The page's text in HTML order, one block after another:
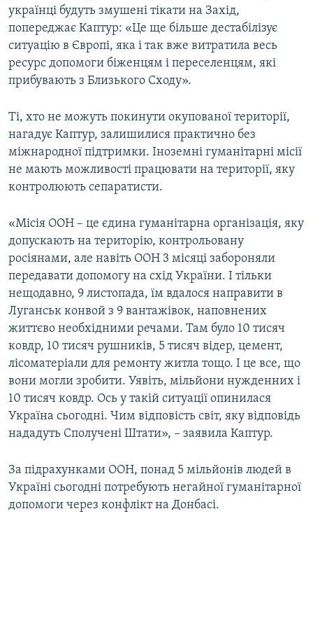
українці будуть змушені тікати на Захід,
попереджає Каптур: «Це ще більше дестабілізує
ситуацію в Європі, яка і так вже витратила весь
ресурс допомоги біженцям і переселенцям, які
прибувають з Близького Сходу».
Ті, хто не можуть покинути окупованої території,
нагадує Каптур, залишилися практично без
міжнародної підтримки. Іноземні гуманітарні місії
не мають можливості працювати на території, яку
контролюють сепаратисти.
«Місія ООН – це єдина гуманітарна організація, яку
допускають на територію, контрольовану
росіянами, але навіть ООН 3 місяці забороняли
передавати допомогу на схід України. І тільки
нещодавно, 9 листопада, їм вдалося направити в
Луганськ конвой з 9 вантажівок, наповнених
життєво необхідними речами. Там було 10 тисяч
ковдр, 10 тисяч рушників, 5 тисяч відер, цемент,
лісоматеріали для ремонту житла тощо. І це все, що
вони могли зробити. Уявіть, мільйони нужденних і
10 тисяч ковдр. Ось у такій ситуації опинилася
Україна сьогодні. Чим відповість світ, яку відповідь
нададуть Сполучені Штати», – заявила Каптур.
За підрахунками ООН, понад 5 мільйонів людей в
Україні сьогодні потребують негайної гуманітарної
допомоги через конфлікт на Донбасі.